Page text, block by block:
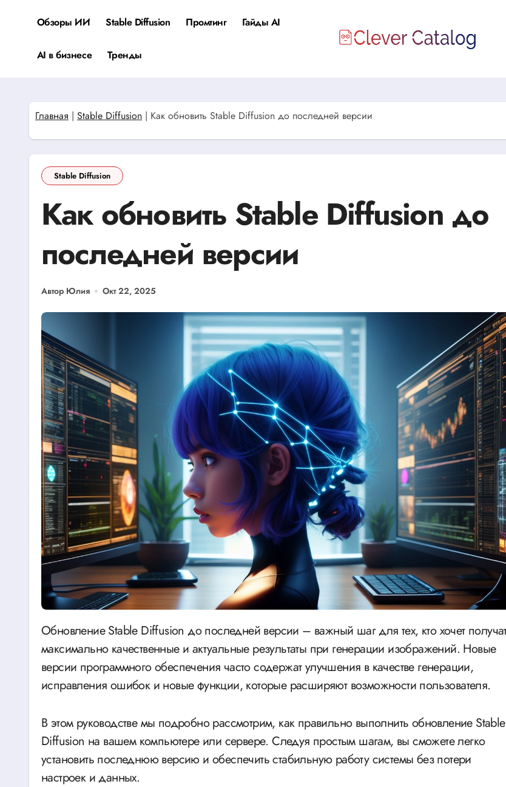
Обзоры ИИ Stable Diffusion Промтинг Гайды AI
AI в бизнесе Тренды
Главная | Stable Diffusion | Как обновить Stable Diffusion до последней версии
Stable Diffusion
Как обновить Stable Diffusion до
последней версии
Автор Юлия Окт 22, 2025
Обновление Stable Diffusion до последней версии – важный шаг для тех, кто хочет получать
максимально качественные и актуальные результаты при генерации изображений. Новые
версии программного обеспечения часто содержат улучшения в качестве генерации,
исправления ошибок и новые функции, которые расширяют возможности пользователя.
В этом руководстве мы подробно рассмотрим, как правильно выполнить обновление Stable
Diffusion на вашем компьютере или сервере. Следуя простым шагам, вы сможете легко
установить последнюю версию и обеспечить стабильную работу системы без потери
настроек и данных.